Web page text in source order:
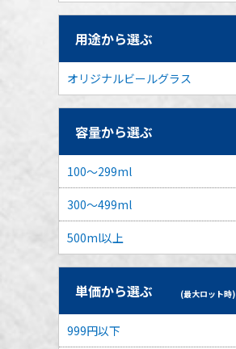
用途から選ぶ
オリジナルビールグラス
容量から選ぶ
100～299ml
300～499ml
500ml以上
単価から選ぶ (最大ロット時)
999円以下